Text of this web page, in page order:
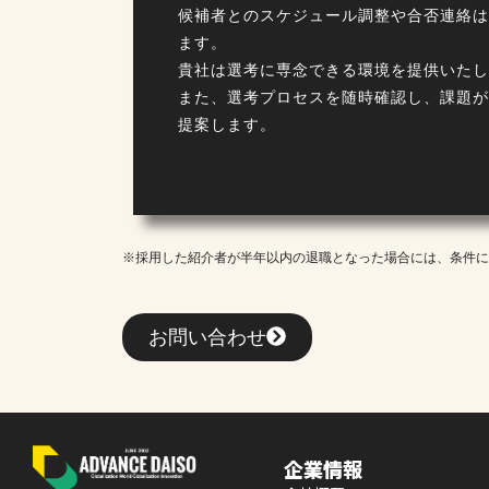
候補者とのスケジュール調整や合否連絡
ます。
貴社は選考に専念できる環境を提供いた
また、選考プロセスを随時確認し、課題
提案します。
※採用した紹介者が半年以内の退職となった場合には、条件
お問い合わせ
企業情報